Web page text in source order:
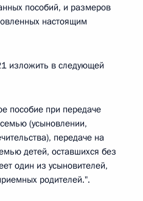
пособий, и размеров
настоящим
изложить в следующей
пособие при передаче
(усыновлении,
передаче на
детей, оставшихся без
один из усыновителей,
родителей.".